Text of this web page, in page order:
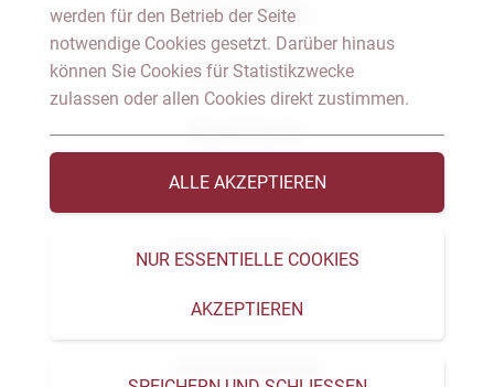
Notar Dresden
Fachgebiete
Das Notariat
Vorträge & Veröffentlichungen
Videos & Podcast
Aktuelles
werden für den Betrieb der Seite
notwendige Cookies gesetzt. Darüber hinaus
können Sie Cookies für Statistikzwecke
zulassen oder allen Cookies direkt zustimmen.
ALLE AKZEPTIEREN
NUR ESSENTIELLE COOKIES
AKZEPTIEREN